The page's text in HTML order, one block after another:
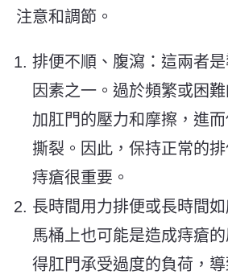
注意和調節。
排便不順、腹瀉：這兩者
因素之一。過於頻繁或困
加肛門的壓力和摩擦，進
撕裂。因此，保持正常的
痔瘡很重要。
長時間用力排便或長時間
馬桶上也可能是造成痔瘡
得肛門承受過度的負荷，